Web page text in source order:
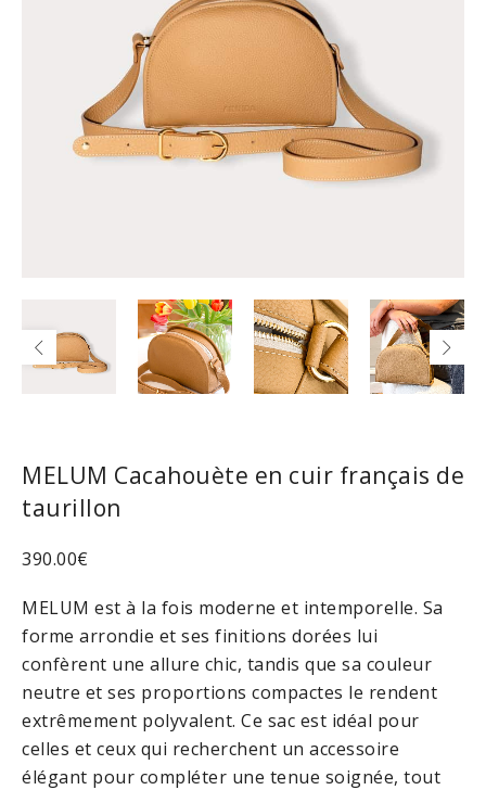
MELUM Cacahouète en cuir français de
taurillon
390.00€
MELUM est à la fois moderne et intemporelle. Sa
forme arrondie et ses finitions dorées lui
confèrent une allure chic, tandis que sa couleur
neutre et ses proportions compactes le rendent
extrêmement polyvalent. Ce sac est idéal pour
celles et ceux qui recherchent un accessoire
élégant pour compléter une tenue soignée, tout